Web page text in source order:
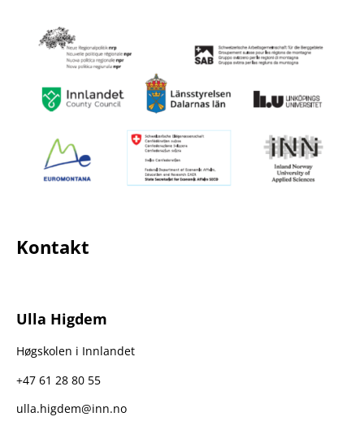
Kontakt
Ulla Higdem
Høgskolen i Innlandet
+47 61 28 80 55
ulla.higdem@inn.no